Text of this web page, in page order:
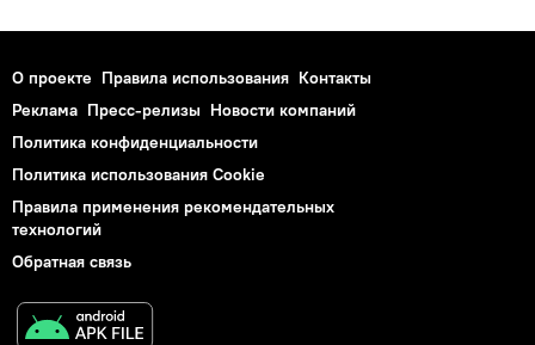
О проекте Правила использования Контакты
Реклама Пресс-релизы Новости компаний
Политика конфиденциальности
Политика использования Cookie
Правила применения рекомендательных
технологий
Обратная связь